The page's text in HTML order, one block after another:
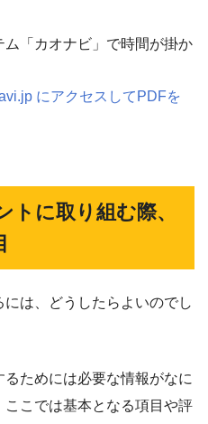
「カオナビ」で時間が掛か
にアクセスしてPDFを
に取り組む際、
には、どうしたらよいのでし
ためには必要な情報がなに
こでは基本となる項目や評